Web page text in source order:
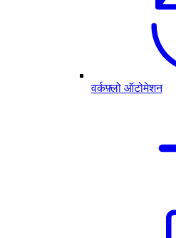
वर्कफ़्लो ऑटोमेशन